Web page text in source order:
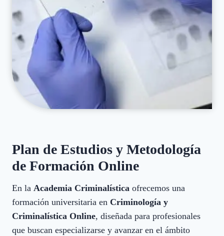
Plan de Estudios y Metodología
de Formación Online
En la Academia Criminalística ofrecemos una
formación universitaria en Criminología y
Criminalística Online, diseñada para profesionales
que buscan especializarse y avanzar en el ámbito